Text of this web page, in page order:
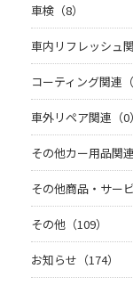
車検（8）
車内リフレッシュ関
コーティング関連（
車外リペア関連（0）
その他カー用品関連
その他商品・サービ
その他（109）
お知らせ（174）